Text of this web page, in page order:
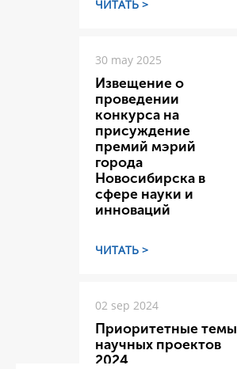
ЧИТАТЬ >
30 may 2025
Извещение о
проведении
конкурса на
присуждение
премий мэрий
города
Новосибирска в
сфере науки и
инноваций
ЧИТАТЬ >
02 sep 2024
Приоритетные темы
научных проектов
2024